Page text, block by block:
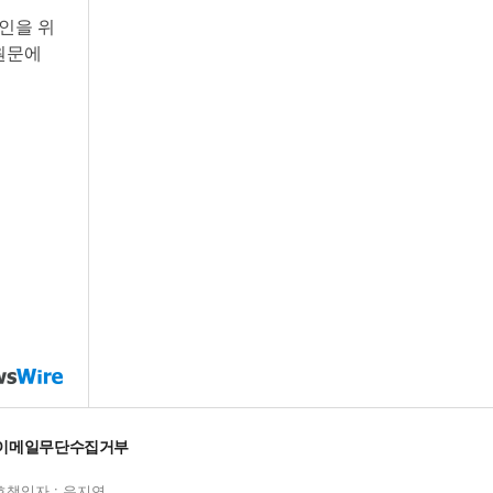
을 위
문에